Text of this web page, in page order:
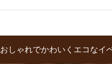
おしゃれでかわいくエコなイ